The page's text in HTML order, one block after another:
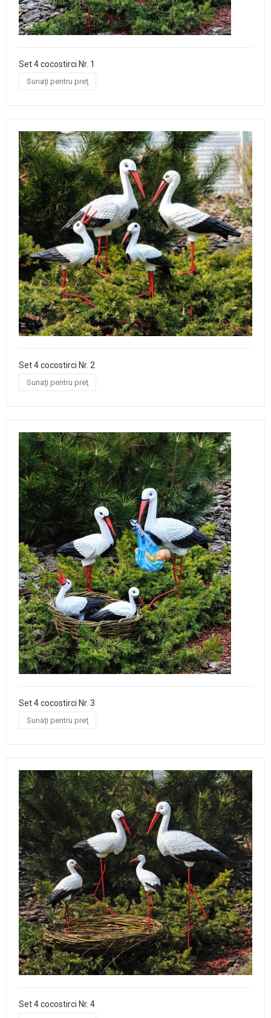
Set 4 cocostirci Nr. 1
Sunaţi pentru preţ
Set 4 cocostirci Nr. 2
Sunaţi pentru preţ
Set 4 cocostirci Nr. 3
Sunaţi pentru preţ
Set 4 cocostirci Nr. 4